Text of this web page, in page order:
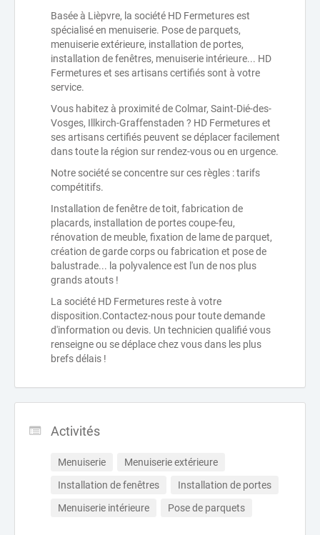
Basée à Lièpvre, la société HD Fermetures est
spécialisé en menuiserie. Pose de parquets,
menuiserie extérieure, installation de portes,
installation de fenêtres, menuiserie intérieure... HD
Fermetures et ses artisans certifiés sont à votre
service.
Vous habitez à proximité de Colmar, Saint-Dié-des-
Vosges, Illkirch-Graffenstaden ? HD Fermetures et
ses artisans certifiés peuvent se déplacer facilement
dans toute la région sur rendez-vous ou en urgence.
Notre société se concentre sur ces règles : tarifs
compétitifs.
Installation de fenêtre de toit, fabrication de
placards, installation de portes coupe-feu,
rénovation de meuble, fixation de lame de parquet,
création de garde corps ou fabrication et pose de
balustrade... la polyvalence est l'un de nos plus
grands atouts !
La société HD Fermetures reste à votre
disposition.Contactez-nous pour toute demande
d'information ou devis. Un technicien qualifié vous
renseigne ou se déplace chez vous dans les plus
brefs délais !
Activités
Menuiserie
Menuiserie extérieure
Installation de fenêtres
Installation de portes
Menuiserie intérieure
Pose de parquets